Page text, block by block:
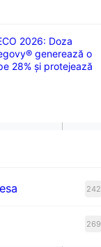
2026: Doza
generează o
28% și protejează
242
269